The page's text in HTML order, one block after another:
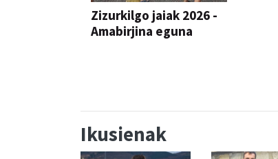
Zizurkilgo jaiak 2026 -
Amabirjina eguna
Ikusienak